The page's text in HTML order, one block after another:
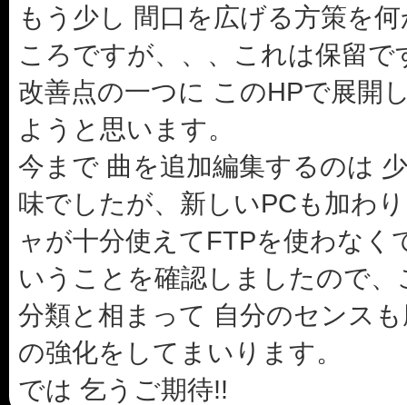
もう少し 間口を広げる方策を
ころですが、、、これは保留で
改善点の一つに このHPで展開
ようと思います。
今まで 曲を追加編集するのは
味でしたが、新しいPCも加わ
ャが十分使えてFTPを使わな
いうことを確認しましたので
分類と相まって 自分のセンス
の強化をしてまいります。
では 乞うご期待!!